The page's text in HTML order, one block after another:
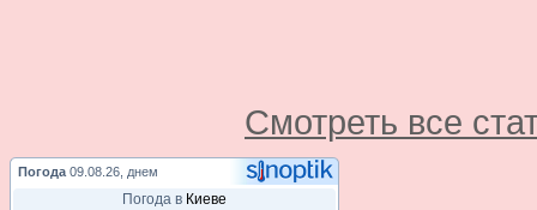
Смотреть все
Погода 09.08.26, днем
Погода в Киеве